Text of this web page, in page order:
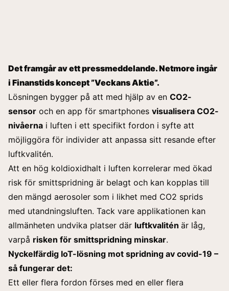
Det framgår av ett pressmeddelande. Netmore ingår
i Finanstids koncept ”Veckans Aktie”.
Lösningen bygger på att med hjälp av en CO2-
sensor och en app för smartphones visualisera CO2-
nivåerna i luften i ett specifikt fordon i syfte att
möjliggöra för individer att anpassa sitt resande efter
luftkvalitén.
Att en hög koldioxidhalt i luften korrelerar med ökad
risk för smittspridning är belagt och kan kopplas till
den mängd aerosoler som i likhet med CO2 sprids
med utandningsluften. Tack vare applikationen kan
allmänheten undvika platser där luftkvalitén är låg,
varpå risken för smittspridning minskar.
Nyckelfärdig IoT-lösning mot spridning av covid-19 –
så fungerar det:
Ett eller flera fordon förses med en eller flera